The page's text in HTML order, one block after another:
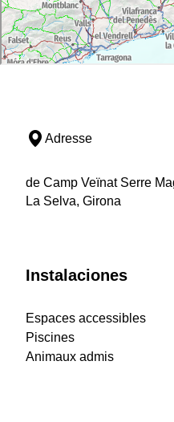
Adresse
de Camp Veïnat Serre
La Selva, Girona
Instalaciones
Espaces accessibles
Piscines
Animaux admis